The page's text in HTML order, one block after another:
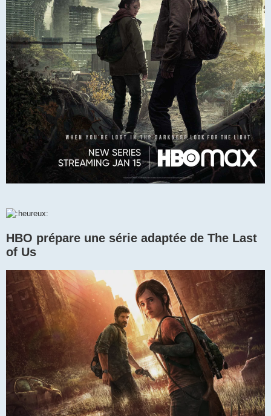
HBO prépare une série adaptée de The Last
of Us